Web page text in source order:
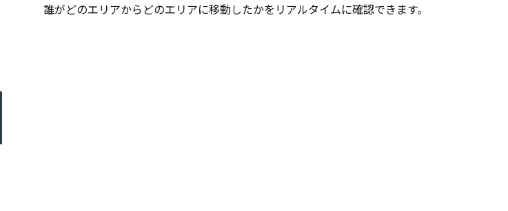
誰がどのエリアからどのエリアに移動したかをリアルタイムに確認できます。